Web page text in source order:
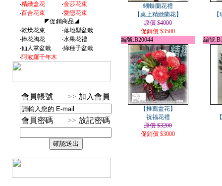
‧精緻盒花 ‧金莎花束
‧百合花束 ‧愛戀花束
◤促銷商品◢
‧乾燥花束 ‧落地型盆栽
‧捧花胸花 ‧水果花禮
‧仙人掌盆栽 ‧綠種子盆栽
‧阿波羅千年木
會員帳號 >> 加入會員
會員密碼 >> 放記密碼
蝴蝶蘭花禮
【桌上精緻蘭花】
原價 $4000
促銷價 $3500
編號:B20044 編號
【推薦盆花】
祝福花禮
原價 $3200
促銷價 $3000